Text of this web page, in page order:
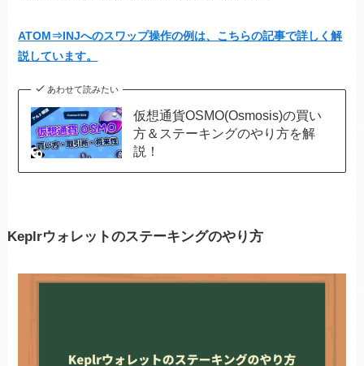
ATOM⇒INJへのスワップ操作の例は、こちらの記事で詳しく解
説しています。
あわせて読みたい
仮想通貨OSMO(Osmosis)の買い
方＆ステーキングのやり方を解
説！
Keplrウォレットのステーキングのやり方